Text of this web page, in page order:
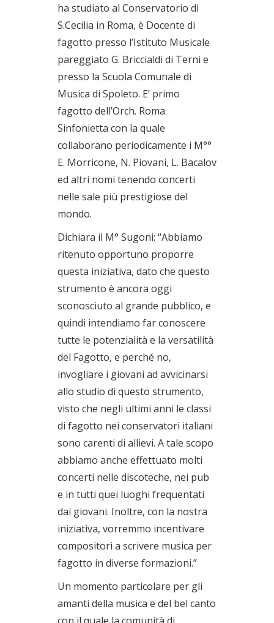
ha studiato al Conservatorio di
S.Cecilia in Roma, è Docente di
fagotto presso l’Istituto Musicale
pareggiato G. Briccialdi di Terni e
presso la Scuola Comunale di
Musica di Spoleto. E’ primo
fagotto dell’Orch. Roma
Sinfonietta con la quale
collaborano periodicamente i M°°
E. Morricone, N. Piovani, L. Bacalov
ed altri nomi tenendo concerti
nelle sale più prestigiose del
mondo.
Dichiara il M° Sugoni: “Abbiamo
ritenuto opportuno proporre
questa iniziativa, dato che questo
strumento è ancora oggi
sconosciuto al grande pubblico, e
quindi intendiamo far conoscere
tutte le potenzialità e la versatilità
del Fagotto, e perché no,
invogliare i giovani ad avvicinarsi
allo studio di questo strumento,
visto che negli ultimi anni le classi
di fagotto nei conservatori italiani
sono carenti di allievi. A tale scopo
abbiamo anche effettuato molti
concerti nelle discoteche, nei pub
e in tutti quei luoghi frequentati
dai giovani. Inoltre, con la nostra
iniziativa, vorremmo incentivare
compositori a scrivere musica per
fagotto in diverse formazioni.”
Un momento particolare per gli
amanti della musica e del bel canto